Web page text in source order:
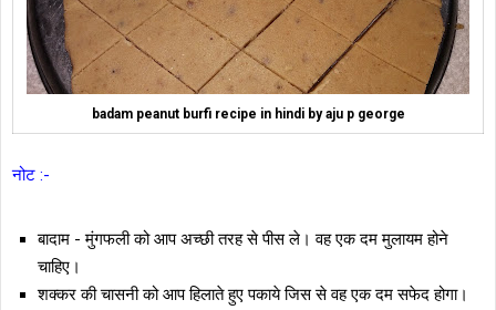
badam peanut burfi recipe in hindi by aju p george
नोट :-
बादाम - मुंगफली को आप अच्छी तरह से पीस ले। वह एक दम मुलायम होने
चाहिए।
शक्कर की चासनी को आप हिलाते हुए पकाये जिस से वह एक दम सफेद होगा।